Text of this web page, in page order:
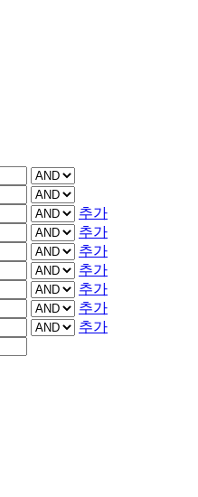
추가
추가
추가
추가
추가
추가
추가